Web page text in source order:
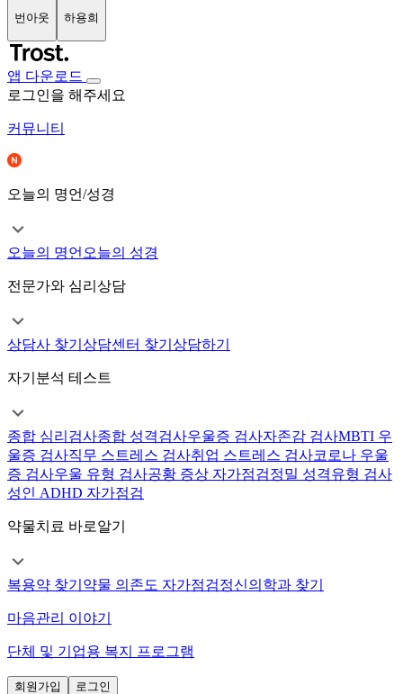
번아웃 하용희
앱 다운로드
로그인을 해주세요
커뮤니티
오늘의 명언/성경
오늘의 명언 오늘의 성경
전문가와 심리상담
상담사 찾기 상담센터 찾기 상담하기
자기분석 테스트
종합 심리검사종합 성격검사우울증 검사자존감 검사MBTI 우
울증 검사직무 스트레스 검사취업 스트레스 검사코로나 우울
증 검사우울 유형 검사공황 증상 자가점검정밀 성격유형 검사
성인 ADHD 자가점검
약물치료 바로알기
복용약 찾기 약물 의존도 자가점검정신의학과 찾기
마음관리 이야기
단체 및 기업용 복지 프로그램
회원가입 로그인